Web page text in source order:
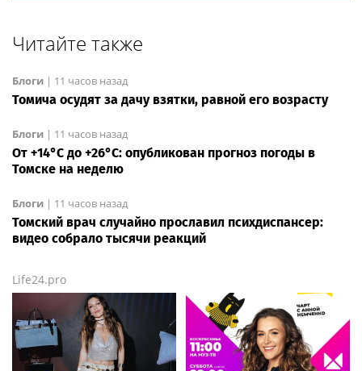
Читайте также
Блоги | 11 часов назад
Томича осудят за дачу взятки, равной его возрасту
Блоги | 11 часов назад
От +14°С до +26°С: опубликован прогноз погоды в
Томске на неделю
Блоги | 11 часов назад
Томский врач случайно прославил психдиспансер:
видео собрало тысячи реакций
Life24.pro